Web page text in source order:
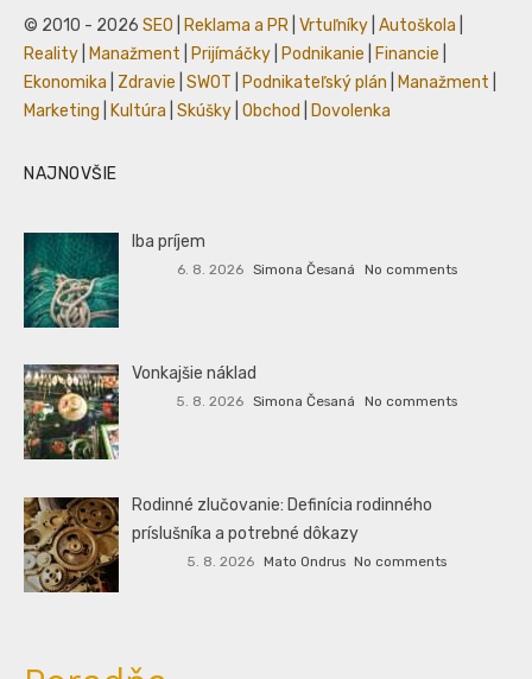
© 2010 - 2026 SEO Reklama a PR Vrtuľníky Autoškola
Reality
Manažment Prijímáčky Podnikanie Financie
Ekonomika
Zdravie SWOT Podnikateľský plán Manažment
Marketing
Kultúra Skúšky Obchod Dovolenka
NAJNOVŠIE
Iba príjem
6. 8. 2026 Simona Česaná No comments
Vonkajšie náklad
5. 8. 2026 Simona Česaná No comments
Rodinné zlučovanie: Definícia rodinného
príslušníka a potrebné dôkazy
5. 8. 2026 Mato Ondrus No comments